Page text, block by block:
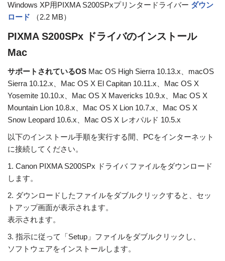
Windows XP用PIXMA S200SPxプリンタードライバー ダウン
ロード
（2.2 MB）
PIXMA S200SPx ドライバのインストール
Mac
サポートされているOS Mac OS High Sierra 10.13.x、macOS
Sierra 10.12.x、Mac OS X El Capitan 10.11.x、Mac OS X
Yosemite 10.10.x、Mac OS X Mavericks 10.9.x、Mac OS X
Mountain Lion 10.8.x、Mac OS X Lion 10.7.x、Mac OS X
Snow Leopard 10.6.x、Mac OS X レオパルド 10.5.x
以下のインストール手順を実行する間、PCをインターネット
に接続してください。
1. Canon PIXMA S200SPx ドライバ ファイルをダウンロード
します。
2. ダウンロードしたファイルをダブルクリックすると、セッ
トアップ画面が表示されます。
表示されます。
3. 指示に従って「Setup」ファイルをダブルクリックし、
ソフトウェアをインストールします。